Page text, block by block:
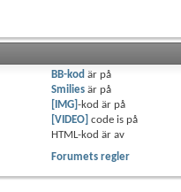
BB-kod är på
Smiliesär på
[IMG] -kod är på
[VIDEO] code is på
HTML-kod är av
Forumets regler